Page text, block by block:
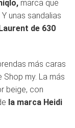
marca que
unas sandalias
de 630
más caras
my. La más
beige, con
la marca Heidi